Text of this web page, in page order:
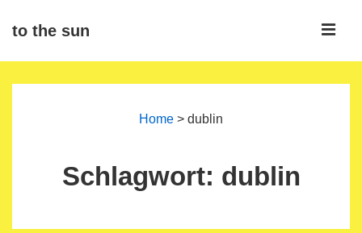
Zumto the sun
Home > dublin
Schlagwort: dublin